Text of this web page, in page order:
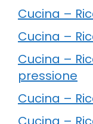
Cucina –
Cucina –
Cucina –
pressione
Cucina –